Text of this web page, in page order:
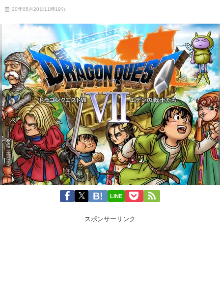
20年05月20日11時19分
LINE
スポンサーリンク